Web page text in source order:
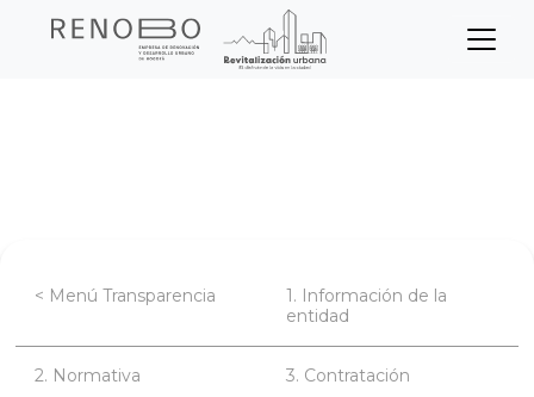
Sitio Web Empresa de
Transparencia
< Menú Transparencia
1. Información de la
entidad
2. Normativa 3. Contratación